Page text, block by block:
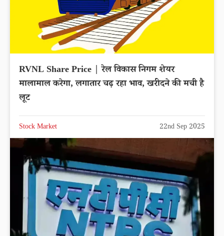
RVNL Share Price | रेल विकास निगम शेयर
मालामाल करेगा, लगातार चढ़ रहा भाव, खरीदने की मची है
लूट
Stock Market 22nd Sep 2025